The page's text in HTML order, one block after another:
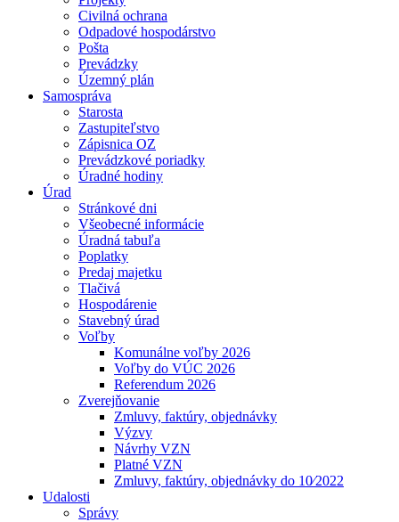
Civilná ochrana
Odpadové hospodárstvo
Pošta
Prevádzky
Územný plán
Samospráva
Starosta
Zastupiteľstvo
Zápisnica OZ
Prevádzkové poriadky
Úradné hodiny
Úrad
Stránkové dni
Všeobecné informácie
Úradná tabuľa
Poplatky
Predaj majetku
Tlačivá
Hospodárenie
Stavebný úrad
Voľby
Komunálne voľby 2026
Voľby do VÚC 2026
Referendum 2026
Zverejňovanie
Zmluvy, faktúry, objednávky
Výzvy
Návrhy VZN
Platné VZN
Zmluvy, faktúry, objednávky do 10⁄2022
Udalosti
Správy